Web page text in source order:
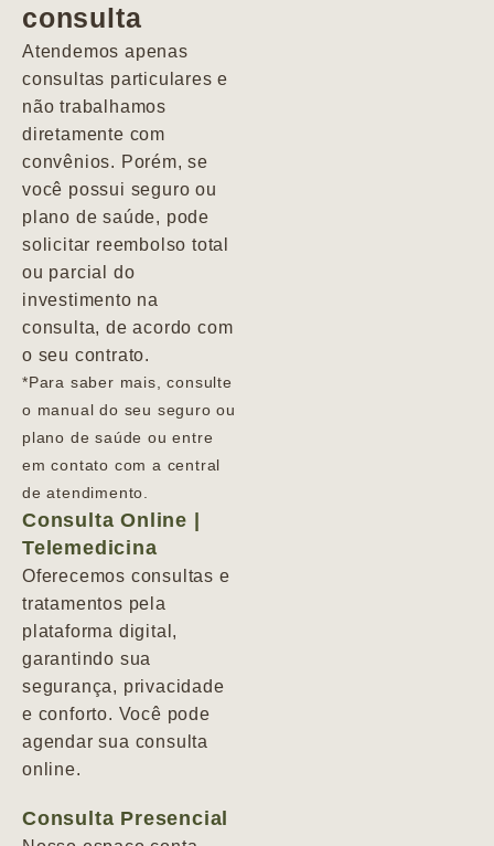
consulta
Atendemos apenas
consultas particulares e
não trabalhamos
diretamente com
convênios. Porém, se
você possui seguro ou
plano de saúde, pode
solicitar reembolso total
ou parcial do
investimento na
consulta, de acordo com
o seu contrato.
*Para saber mais, consulte
o manual do seu seguro ou
plano de saúde ou entre
em contato com a central
de atendimento.
Consulta Online |
Telemedicina
Oferecemos consultas e
tratamentos pela
plataforma digital,
garantindo sua
segurança, privacidade
e conforto. Você pode
agendar sua consulta
online.
Consulta Presencial